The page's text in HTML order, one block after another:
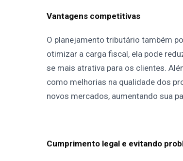
Vantagens competitivas
O planejamento tributário também
otimizar a carga fiscal, ela pode
se mais atrativa para os clientes.
como melhorias na qualidade dos
novos mercados, aumentando sua
Cumprimento legal e evitando